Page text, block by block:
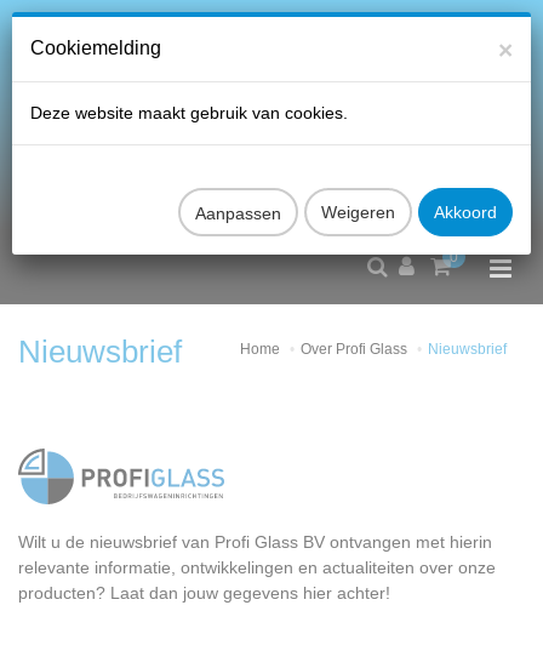
0
Home Over Profi Glass Nieuwsbrief
Nieuwsbrief
Wilt u de nieuwsbrief van Profi Glass BV ontvangen met hierin
relevante informatie, ontwikkelingen en actualiteiten over onze
producten? Laat dan jouw gegevens hier achter!
×
Cookiemelding
Deze website maakt gebruik van cookies.
Aanpassen